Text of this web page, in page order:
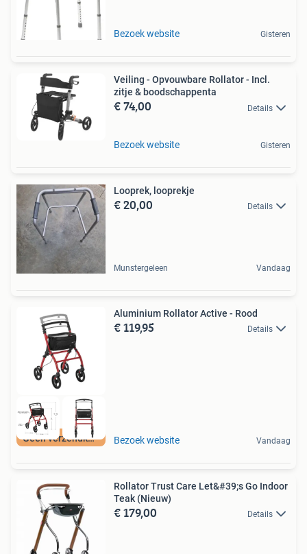
Bezoek website Gisteren
Veiling - Opvouwbare Rollator - Incl.
zitje & boodschappenta
€ 74,00 Details
Bezoek website Gisteren
Looprek, looprekje
€ 20,00 Details
Munstergeleen Vandaag
Geen verzendkosten
Aluminium Rollator Active - Rood
€ 119,95 Details
Bezoek website Vandaag
Rollator Trust Care Let&#39;s Go Indoor
Teak (Nieuw)
€ 179,00 Details